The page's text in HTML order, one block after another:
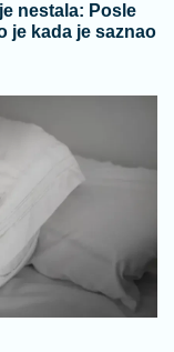
nestala: Posle
je kada je saznao